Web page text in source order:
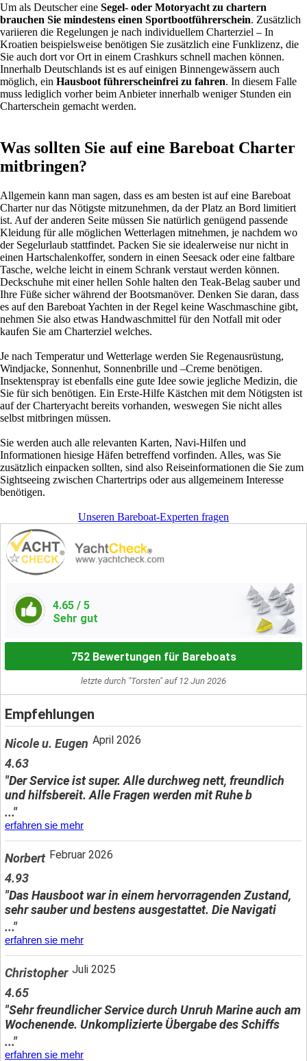
Um als Deutscher eine Segel- oder Motoryacht zu chartern
brauchen Sie mindestens einen Sportbootführerschein. Zusätzlich
variieren die Regelungen je nach individuellem Charterziel – In
Kroatien beispielsweise benötigen Sie zusätzlich eine Funklizenz, die
Sie auch dort vor Ort in einem Crashkurs schnell machen können.
Innerhalb Deutschlands ist es auf einigen Binnengewässern auch
möglich, ein Hausboot führerscheinfrei zu fahren. In diesem Falle
muss lediglich vorher beim Anbieter innerhalb weniger Stunden ein
Charterschein gemacht werden.
Was sollten Sie auf eine Bareboat Charter
mitbringen?
Allgemein kann man sagen, dass es am besten ist auf eine Bareboat
Charter nur das Nötigste mitzunehmen, da der Platz an Bord limitiert
ist. Auf der anderen Seite müssen Sie natürlich genügend passende
Kleidung für alle möglichen Wetterlagen mitnehmen, je nachdem wo
der Segelurlaub stattfindet. Packen Sie sie idealerweise nur nicht in
einen Hartschalenkoffer, sondern in einen Seesack oder eine faltbare
Tasche, welche leicht in einem Schrank verstaut werden können.
Deckschuhe mit einer hellen Sohle halten den Teak-Belag sauber und
Ihre Füße sicher während der Bootsmanöver. Denken Sie daran, dass
es auf den Bareboat Yachten in der Regel keine Waschmaschine gibt,
nehmen Sie also etwas Handwaschmittel für den Notfall mit oder
kaufen Sie am Charterziel welches.
Je nach Temperatur und Wetterlage werden Sie Regenausrüstung,
Windjacke, Sonnenhut, Sonnenbrille und –Creme benötigen.
Insektenspray ist ebenfalls eine gute Idee sowie jegliche Medizin, die
Sie für sich benötigen. Ein Erste-Hilfe Kästchen mit dem Nötigsten ist
auf der Charteryacht bereits vorhanden, weswegen Sie nicht alles
selbst mitbringen müssen.
Sie werden auch alle relevanten Karten, Navi-Hilfen und
Informationen hiesige Häfen betreffend vorfinden. Alles, was Sie
zusätzlich einpacken sollten, sind also Reiseinformationen die Sie zum
Sightseeing zwischen Chartertrips oder aus allgemeinem Interesse
benötigen.
Unseren Bareboat-Experten fragen
4.65 / 5
Sehr gut
752 Bewertungen für Bareboats
letzte durch "Torsten" auf 12 Jun 2026
Empfehlungen
Nicole u. Eugen April 2026
4.63
"Der Service ist super. Alle durchweg nett, freundlich
und hilfsbereit. Alle Fragen werden mit Ruhe b
..."
erfahren sie mehr
Norbert Februar 2026
4.93
"Das Hausboot war in einem hervorragenden Zustand,
sehr sauber und bestens ausgestattet. Die Navigati
..."
erfahren sie mehr
Christopher Juli 2025
4.65
"Sehr freundlicher Service durch Unruh Marine auch am
Wochenende. Unkomplizierte Übergabe des Schiffs
..."
erfahren sie mehr